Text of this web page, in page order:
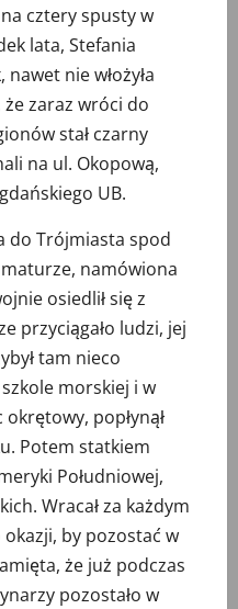
cztery spusty w
lata, Stefania
nie włożyła
że zaraz wróci do
stał czarny
na ul. Okopową,
UB.
do Trójmiasta spod
namówiona
osiedlił się z
przyciągało ludzi, jej
tam nieco
morskiej i w
popłynął
Potem statkiem
Południowej,
Wracał za każdym
by pozostać w
że już podczas
pozostało w